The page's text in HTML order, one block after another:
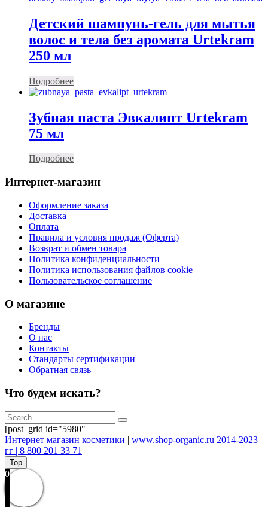
Детский шампунь-гель для мытья
волос и тела без аромата Urtekram
250 мл
Подробнее
Зубная паста Эвкалипт Urtekram
75 мл
Подробнее
Интернет-магазин
Оформление заказа
Доставка
Оплата
Правила и условия продаж (Оферта)
Возврат и обмен товара
Политика конфиденциальности
Политика использования файлов cookie
Пользовательское соглашение
О магазине
Бренды
О нас
Контакты
Стандарты сертификации
Обратная связь
Что будем искать?
[post_grid id="5980"
Интернет магазин косметики | www.shop-organic.ru 2014-2023
гг | 8 800 201 33 71
Top
0